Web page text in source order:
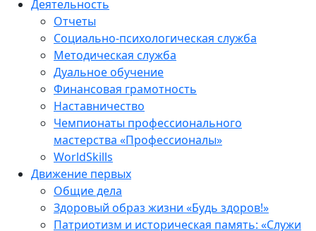
Деятельность
Отчеты
Социально-психологическая служба
Методическая служба
Дуальное обучение
Финансовая грамотность
Наставничество
Чемпионаты профессионального
мастерства «Профессионалы»
WorldSkills
Движение первых
Общие дела
Здоровый образ жизни «Будь здоров!»
Патриотизм и историческая память: «Служи